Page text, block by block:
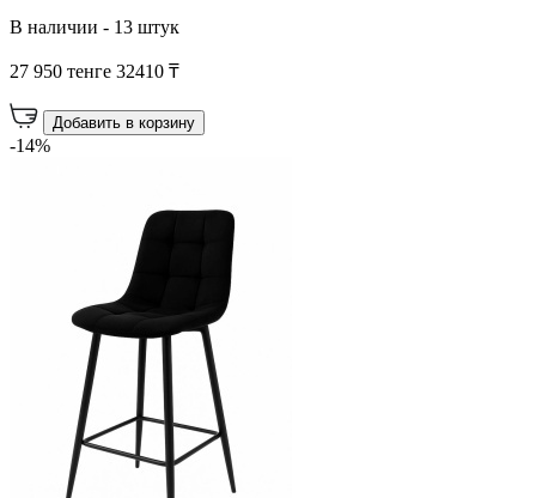
В наличии - 13 штук
27 950 тенге 32410 ₸
Добавить в корзину
-14%